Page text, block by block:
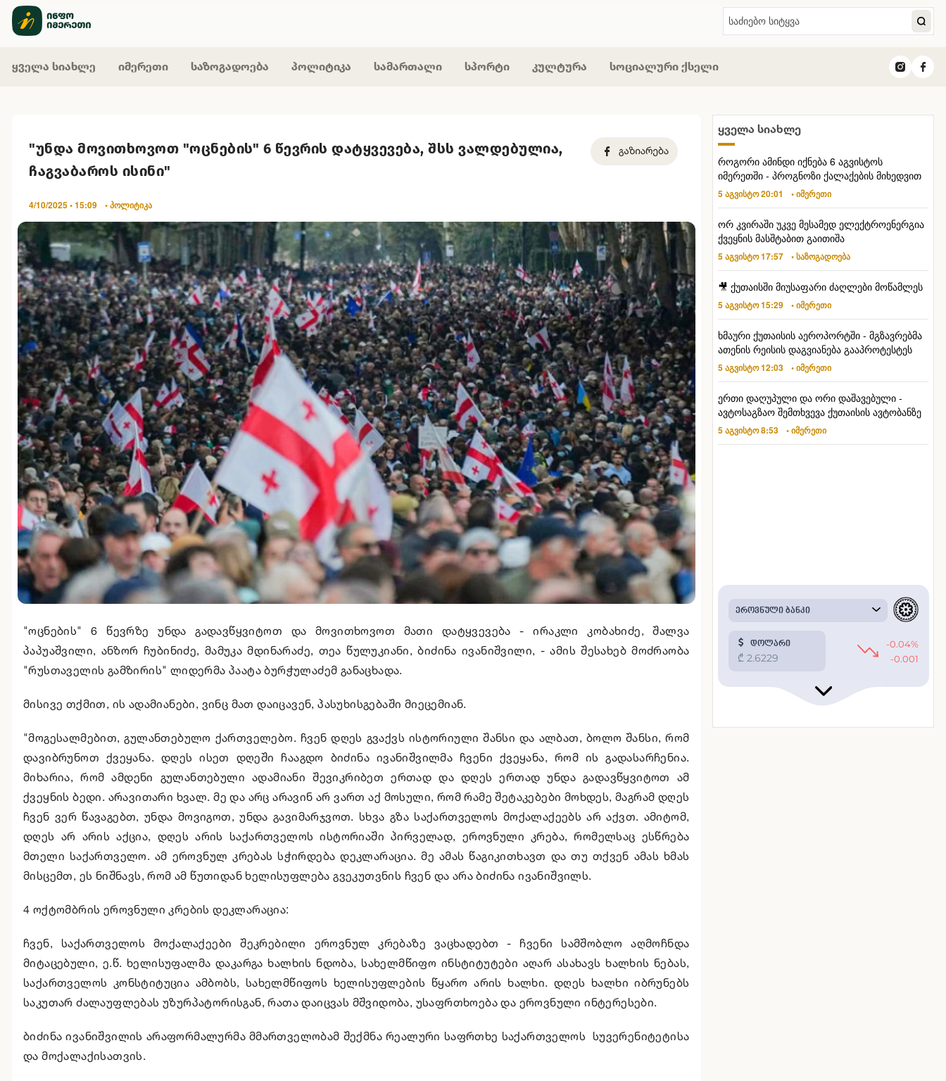
ყველა სიახლე იმერეთი საზოგადოება პოლიტიკა სამართალი სპორტი კულტურა სოციალური ქსელი
"უნდა მოვითხოვოთ "ოცნების" 6 წევრის დატყვევება, შსს ვალდებულია,
ჩაგვაბაროს ისინი"
4/10/2025 • 15:09 • პოლიტიკა
"ოცნების" 6 წევრზე უნდა გადავწყვიტოთ და მოვითხოვოთ მათი დატყვევება - ირაკლი კობახიძე, შალვა
პაპუაშვილი, ანზორ ჩუბინიძე, მამუკა მდინარაძე, თეა წულუკიანი, ბიძინა ივანიშვილი, - ამის შესახებ მოძრაობა
"რუსთაველის გამზირის" ლიდერმა პაატა ბურჭულაძემ განაცხადა.
მისივე თქმით, ის ადამიანები, ვინც მათ დაიცავენ, პასუხისგებაში მიეცემიან.
"მოგესალმებით, გულანთებულო ქართველებო. ჩვენ დღეს გვაქვს ისტორიული შანსი და ალბათ, ბოლო შანსი, რომ
დავიბრუნოთ ქვეყანა. დღეს ისეთ დღეში ჩააგდო ბიძინა ივანიშვილმა ჩვენი ქვეყანა, რომ ის გადასარჩენია.
მიხარია, რომ ამდენი გულანთებული ადამიანი შევიკრიბეთ ერთად და დღეს ერთად უნდა გადავწყვიტოთ ამ
ქვეყნის ბედი. არავითარი ხვალ. მე და არც არავინ არ ვართ აქ მოსული, რომ რამე შეტაკებები მოხდეს, მაგრამ დღეს
ჩვენ ვერ წავაგებთ, უნდა მოვიგოთ, უნდა გავიმარჯვოთ. სხვა გზა საქართველოს მოქალაქეებს არ აქვთ. ამიტომ,
დღეს არ არის აქცია, დღეს არის საქართველოს ისტორიაში პირველად, ეროვნული კრება, რომელსაც ესწრება
მთელი საქართველო. ამ ეროვნულ კრებას სჭირდება დეკლარაცია. მე ამას წაგიკითხავთ და თუ თქვენ ამას ხმას
მისცემთ, ეს ნიშნავს, რომ ამ წუთიდან ხელისუფლება გვეკუთვნის ჩვენ და არა ბიძინა ივანიშვილს.
4 ოქტომბრის ეროვნული კრების დეკლარაცია:
ჩვენ, საქართველოს მოქალაქეები შეკრებილი ეროვნულ კრებაზე ვაცხადებთ - ჩვენი სამშობლო აღმოჩნდა
მიტაცებული, ე.წ. ხელისუფალმა დაკარგა ხალხის ნდობა, სახელმწიფო ინსტიტუტები აღარ ასახავს ხალხის ნებას,
საქართველოს კონსტიტუცია ამბობს, სახელმწიფოს ხელისუფლების წყარო არის ხალხი. დღეს ხალხი იბრუნებს
საკუთარ ძალაუფლებას უზურპატორისგან, რათა დაიცვას მშვიდობა, უსაფრთხოება და ეროვნული ინტერესები.
ბიძინა ივანიშვილის არაფორმალურმა მმართველობამ შექმნა რეალური საფრთხე საქართველოს სუვერენიტეტისა
და მოქალაქისათვის.
ყველა სიახლე
როგორი ამინდი იქნება 6 აგვისტოს
იმერეთში - პროგნოზი ქალაქების მიხედვით
5 აგვისტო 20:01 • იმერეთი
ორ კვირაში უკვე მესამედ ელექტროენერგია
ქვეყნის მასშტაბით გაითიშა
5 აგვისტო 17:57 • საზოგადოება
🎥 ქუთაისში მიუსაფარი ძაღლები მოწამლეს
5 აგვისტო 15:29 • იმერეთი
ხმაური ქუთაისის აეროპორტში - მგზავრებმა
ათენის რეისის დაგვიანება გააპროტესტეს
5 აგვისტო 12:03 • იმერეთი
ერთი დაღუპული და ორი დაშავებული -
ავტოსაგზაო შემთხვევა ქუთაისის ავტობანზე
5 აგვისტო 8:53 • იმერეთი